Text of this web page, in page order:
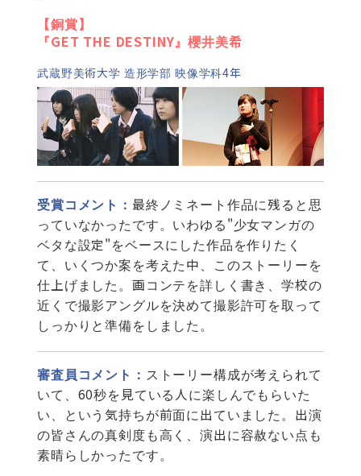
【銅賞】
『GET THE DESTINY』櫻井美希
武蔵野美術大学 造形学部 映像学科4年
受賞コメント： 最終ノミネート作品に残ると思
っていなかったです。いわゆる"少女マンガの
ベタな設定"をベースにした作品を作りたく
て、いくつか案を考えた中、このストーリーを
仕上げました。画コンテを詳しく書き、学校の
近くで撮影アングルを決めて撮影許可を取って
しっかりと準備をしました。
審査員コメント： ストーリー構成が考えられて
いて、60秒を見ている人に楽しんでもらいた
い、という気持ちが前面に出ていました。出演
の皆さんの真剣度も高く、演出に容赦ない点も
素晴らしかったです。